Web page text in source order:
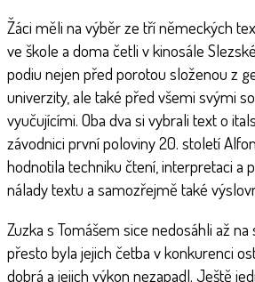
Žáci měli na výběr ze tří německých
ve škole a doma četli v kinosále
podiu nejen před porotou složenou z
univerzity, ale také před všemi svými
vyučujícími. Oba dva si vybrali text o
závodnici první poloviny 20. století
hodnotila techniku čtení, interpretaci a
nálady textu a samozřejmě také
Zuzka s Tomášem sice nedosáhli až
přesto byla jejich četba v konkurenci
dobrá a jejich výkon nezapadl. Ještě